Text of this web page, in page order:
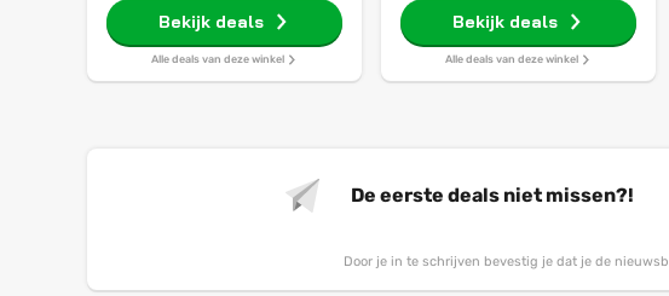
Bekijk deals
Alle deals van deze winkel
Bekijk deals
Alle deals van deze winkel
De eerste deals niet missen?!
Door je in te schrijven bevestig je dat je de